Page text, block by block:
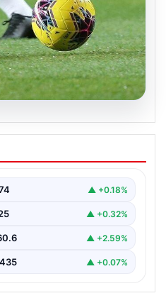
var? 08 Ağustos
maç programı,
▲ +0.18%
▲ +0.32%
▲ +2.59%
▲ +0.07%